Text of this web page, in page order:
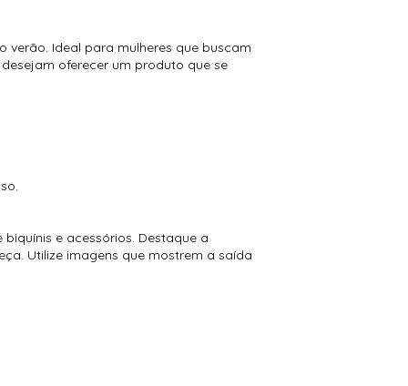
verão. Ideal para mulheres que buscam
oferecer um produto que se
e acessórios. Destaque a
Utilize imagens que mostrem a saída